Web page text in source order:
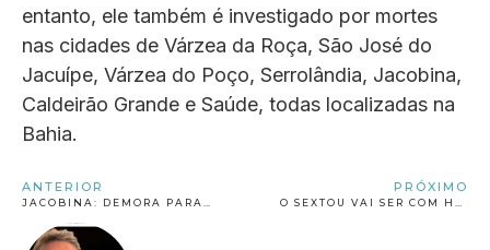
entanto, ele também é investigado por mortes
nas cidades de Várzea da Roça, São José do
Jacuípe, Várzea do Poço, Serrolândia, Jacobina,
Caldeirão Grande e Saúde, todas localizadas na
Bahia.
ANTERIOR PRÓXIMO